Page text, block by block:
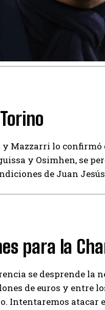
Mazzarri lo confirmó
y Osimhen, se
de Juan
para la
se desprende la
de euros y entre
Intentaremos